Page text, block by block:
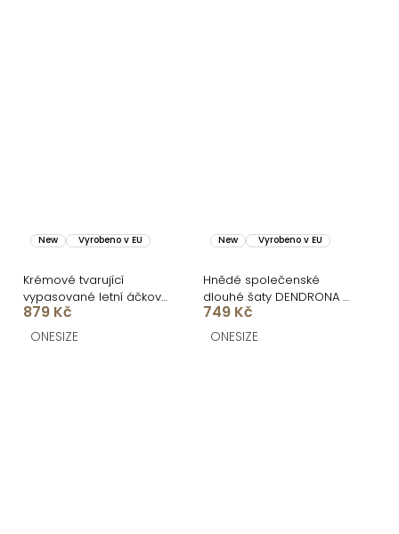
New Vyrobeno v EU
Krémové tvarující
vypasované letní áčkové
midi šaty VORTA
879 Kč
ONESIZE
New Vyrobeno v EU
Hnědé společenské
dlouhé šaty DENDRONA s
výstřihem
749 Kč
ONESIZE